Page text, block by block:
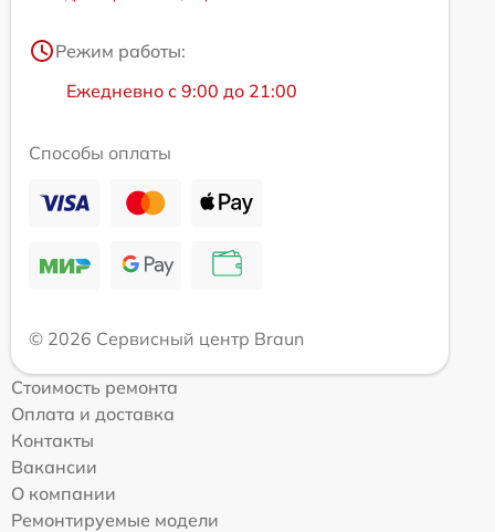
Режим работы:
Ежедневно с 9:00 до 21:00
Способы оплаты
© 2026 Сервисный центр Braun
Стоимость ремонта
Оплата и доставка
Контакты
Вакансии
О компании
Ремонтируемые модели